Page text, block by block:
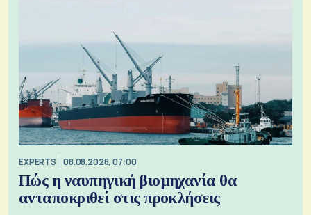
EXPERTS 08.08.2026, 07:00
Πώς η ναυπηγική βιομηχανία θα
ανταποκριθεί στις προκλήσεις